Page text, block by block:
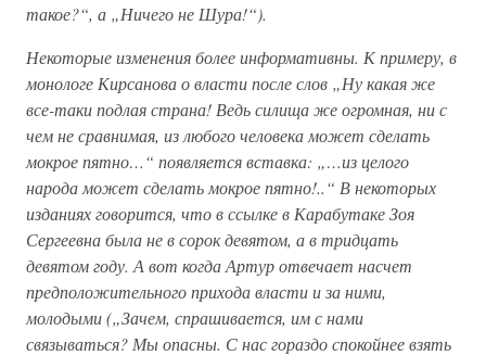
такое?“, а „Ничего не Шура!“).
Некоторые изменения более информативны. К примеру, в
монологе Кирсанова о власти после слов „Ну какая же
все-таки подлая страна! Ведь силища же огромная, ни с
чем не сравнимая, из любого человека может сделать
мокрое пятно…“ появляется вставка: „…из целого
народа может сделать мокрое пятно!..“ В некоторых
изданиях говорится, что в ссылке в Карабутаке Зоя
Сергеевна была не в сорок девятом, а в тридцать
девятом году. А вот когда Артур отвечает насчет
предположительного прихода власти и за ними,
молодыми („Зачем, спрашивается, им с нами
связываться? Мы опасны. С нас гораздо спокойнее взять